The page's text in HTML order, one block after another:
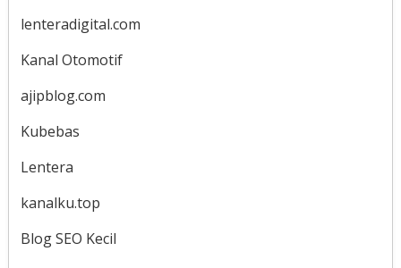
lenteradigital.com
Kanal Otomotif
ajipblog.com
Kubebas
Lentera
kanalku.top
Blog SEO Kecil